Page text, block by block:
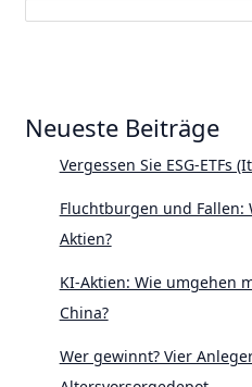
Neueste Beiträge
Vergessen Sie ESG-ETFs
Fluchtburgen und Fallen:
Aktien?
KI-Aktien: Wie umgehen
China?
Wer gewinnt? Vier